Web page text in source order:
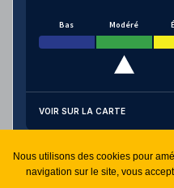
Bas Modéré
VOIR SUR LA CARTE
Connexion sécurisée
Nous utilisons des cookies pour
navigation sur le site, vous